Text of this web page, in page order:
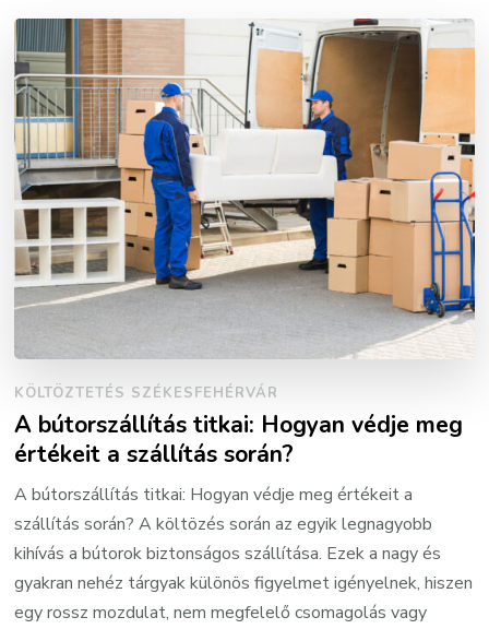
KÖLTÖZTETÉS SZÉKESFEHÉRVÁR
A bútorszállítás titkai: Hogyan védje meg
értékeit a szállítás során?
A bútorszállítás titkai: Hogyan védje meg értékeit a
szállítás során? A költözés során az egyik legnagyobb
kihívás a bútorok biztonságos szállítása. Ezek a nagy és
gyakran nehéz tárgyak különös figyelmet igényelnek, hiszen
egy rossz mozdulat, nem megfelelő csomagolás vagy